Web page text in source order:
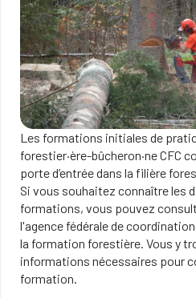
Les formations initiales de
forestier·ère-bûcheron·ne CFC
porte d’entrée dans la filière
Si vous souhaitez connaître les
formations, vous pouvez
l'agence fédérale de
la formation forestière. Vous y
informations nécessaires pour
formation.